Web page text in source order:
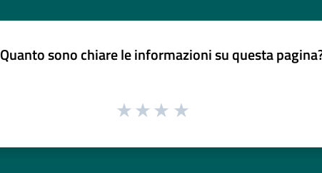
Quanto sono chiare le informazioni su questa